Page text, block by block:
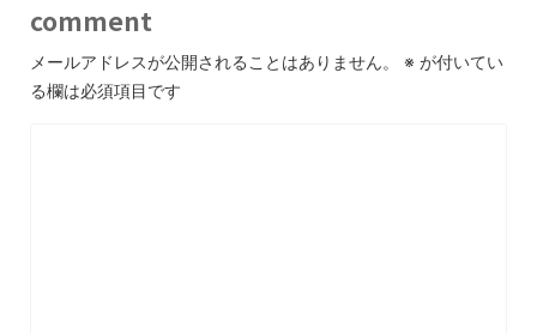
comment
メールアドレスが公開されることはありません。 ※ が付いてい
る欄は必須項目です